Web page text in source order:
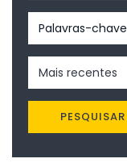
Palavras-chave
Mais recentes
PESQUISAR